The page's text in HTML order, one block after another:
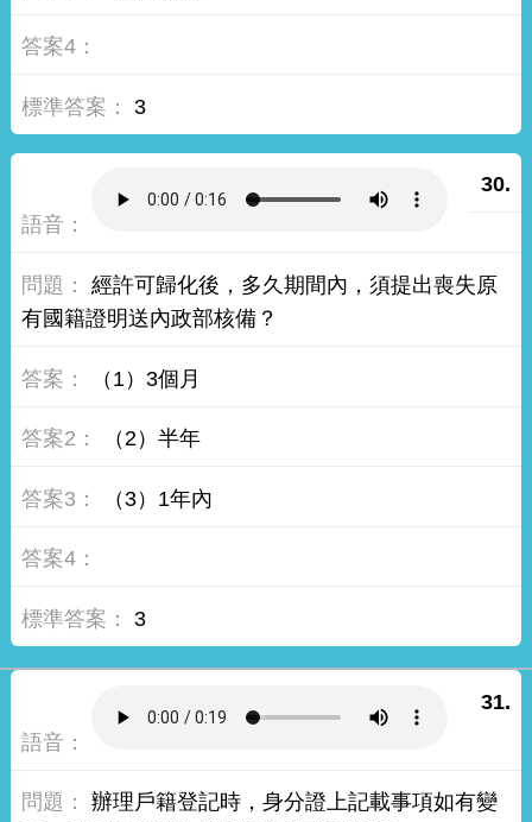
3
30.
經許可歸化後，多久期間內，須提出喪失原
有國籍證明送內政部核備？
（1）3個月
（2）半年
（3）1年內
3
31.
辦理戶籍登記時，身分證上記載事項如有變